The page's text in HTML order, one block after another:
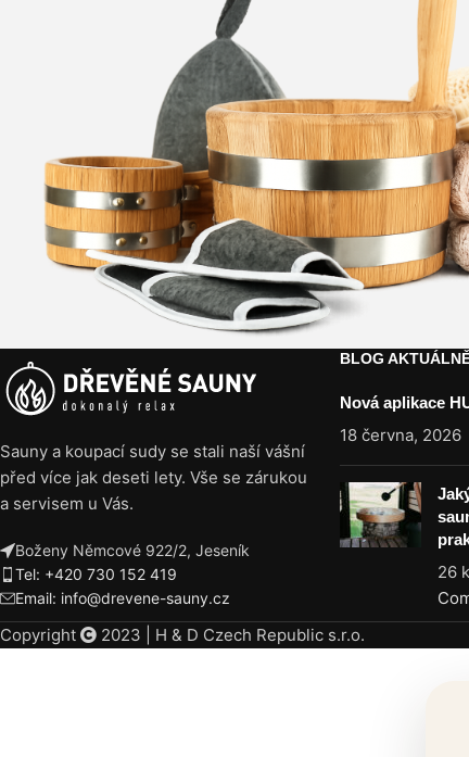
Sauny a koupací sudy se stali naší vášní
před více jak deseti lety. Vše se zárukou
a servisem u Vás.
Boženy Němcové 922/2, Jeseník
Tel: +420 730 152 419
Email: info@drevene-sauny.cz
BLOG
Nová aplikace
18 června, 2026
26
Copyright 2023 | H & D Czech Republic s.r.o.